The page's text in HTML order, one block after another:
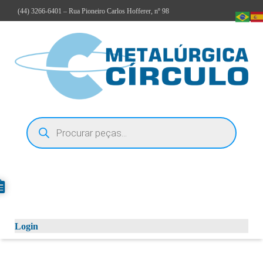
(44) 3266-6401 – Rua Pioneiro Carlos Hofferer, nº 98
Login